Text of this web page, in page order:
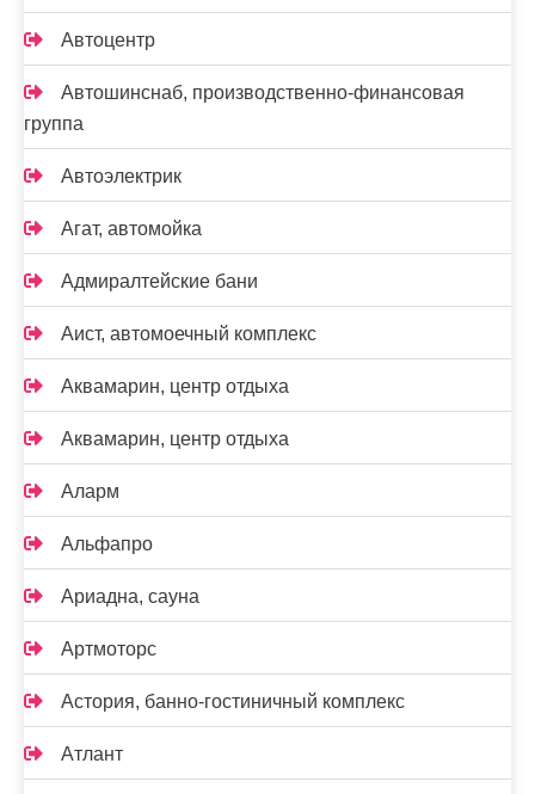
Автоцентр
Автошинснаб, производственно-финансовая
группа
Автоэлектрик
Агат, автомойка
Адмиралтейские бани
Аист, автомоечный комплекс
Аквамарин, центр отдыха
Аквамарин, центр отдыха
Аларм
Альфапро
Ариадна, сауна
Артмоторс
Астория, банно-гостиничный комплекс
Атлант